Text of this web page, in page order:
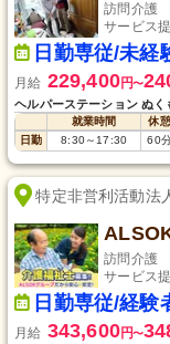
訪問介護
サービス
日勤専従/未経
月給 229,400円〜
ヘルパーステーション ぬ
就業時間 休憩
日勤
8:30～17:30 60
特定非営利活動法
訪問介護
サービス
日勤専従/経験
月給 343,600円〜